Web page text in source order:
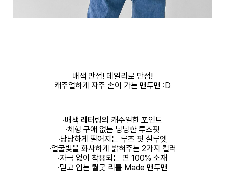
배색 만점! 데일리로 만점!
캐주얼하게 자주 손이 가는 맨투맨 :D
·배색 레터링의 캐주얼한 포인트
·체형 구애 없는 낭낭한 루즈핏
·낭낭하게 떨어지는 루즈 핏 실루엣
·얼굴빛을 화사하게 밝혀주는 2가지 컬러
·자극 없이 착용되는 면 100% 소재
·믿고 입는 퀄굿 리틀 Made 맨투맨